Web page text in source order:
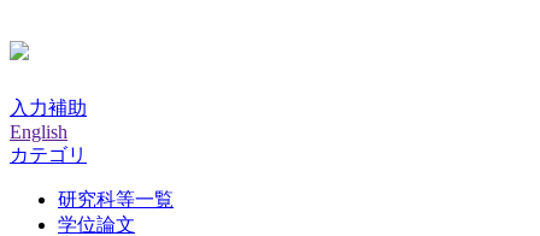
入力補助
English
カテゴリ
研究科等一覧
学位論文